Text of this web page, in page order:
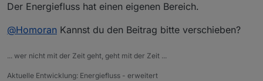
Der Energiefluss hat einen eigenen Bereich.
@Homoran Kannst du den Beitrag bitte verschieben?
... wer nicht mit der Zeit geht, geht mit der Zeit ...
Aktuelle Entwicklung: Energiefluss - erweitert